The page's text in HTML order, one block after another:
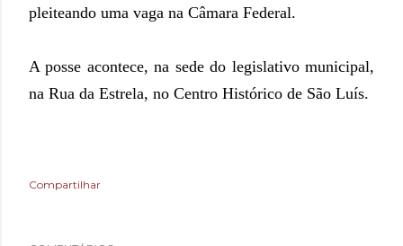
pleiteando uma vaga na Câmara Federal.
A posse acontece, na sede do legislativo municipal,
na Rua da Estrela, no Centro Histórico de São Luís.
Compartilhar